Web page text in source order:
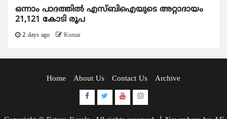
ഒന്നാം പാദത്തിൽ എസ്ബിഐയുടെ അറ്റാദായം
21,121 കോടി രൂപ
2 days ago Kumar
Home About Us Contact Us Archive
Facebook
TwitterYoutubeInstagram